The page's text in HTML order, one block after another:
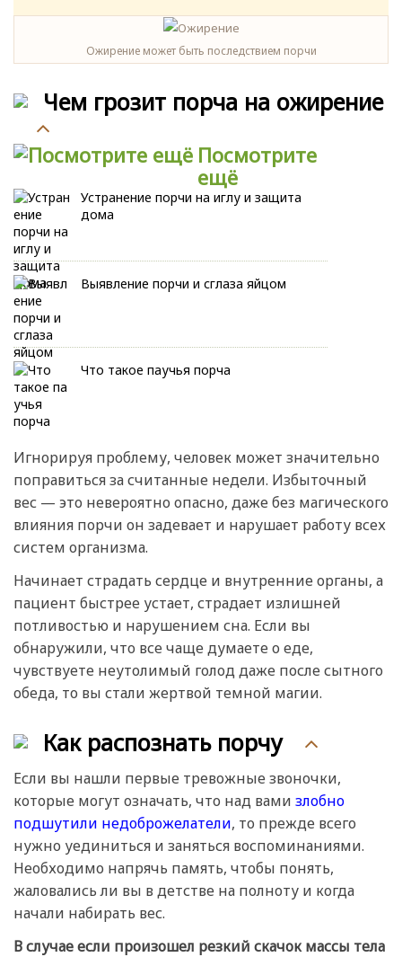
Ожирение может быть последствием порчи
Чем грозит порча на ожирение
Посмотрите
ещё
Устранение порчи на иглу и защита
дома
Выявление порчи и сглаза яйцом
Что такое паучья порча
Игнорируя проблему, человек может значительно
поправиться за считанные недели. Избыточный
вес — это невероятно опасно, даже без магического
влияния порчи он задевает и нарушает работу всех
систем организма.
Начинает страдать сердце и внутренние органы, а
пациент быстрее устает, страдает излишней
потливостью и нарушением сна. Если вы
обнаружили, что все чаще думаете о еде,
чувствуете неутолимый голод даже после сытного
обеда, то вы стали жертвой темной магии.
Как распознать порчу
Если вы нашли первые тревожные звоночки,
которые могут означать, что над вами злобно
подшутили недоброжелатели, то прежде всего
нужно уединиться и заняться воспоминаниями.
Необходимо напрячь память, чтобы понять,
жаловались ли вы в детстве на полноту и когда
начали набирать вес.
В случае если произошел резкий скачок массы тела